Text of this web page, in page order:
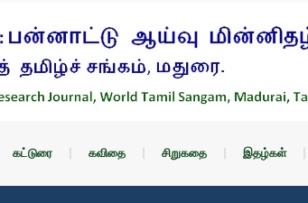
கட்டுரை கவிதை சிறுகதை இதழ்கள்